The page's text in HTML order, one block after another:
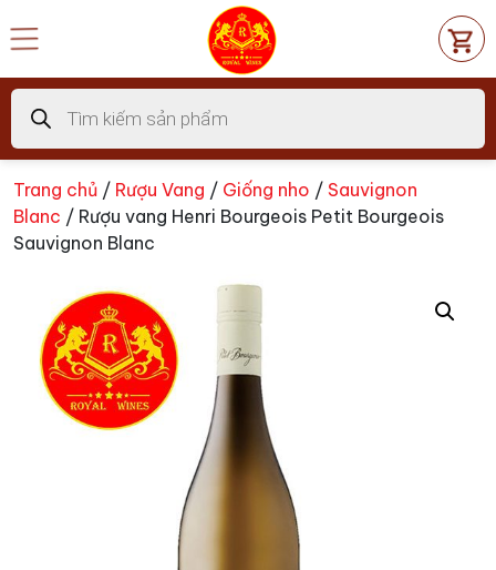
đến
dung
Tìm
kiếm
sản
phẩm
Trang chủ / Rượu Vang / Giống nho / Sauvignon
Blanc / Rượu vang Henri Bourgeois Petit Bourgeois
Sauvignon Blanc